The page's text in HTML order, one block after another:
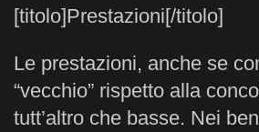
[titolo]Prestazioni[/titolo]
Le prestazioni, anche se
“vecchio” rispetto alla
tutt’altro che basse. Nei